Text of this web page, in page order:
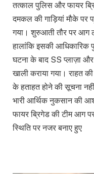
तत्काल पुलिस और फायर
दमकल की गाड़ियां मौके
गया। शुरुआती तौर पर आग
हालांकि इसकी आधिकारिक
घटना के बाद SS प्लाज़ा
खाली कराया गया। राहत
के हताहत होने की सूचना
भारी आर्थिक नुकसान की
फायर ब्रिगेड की टीम आग
स्थिति पर नजर बनाए हुए